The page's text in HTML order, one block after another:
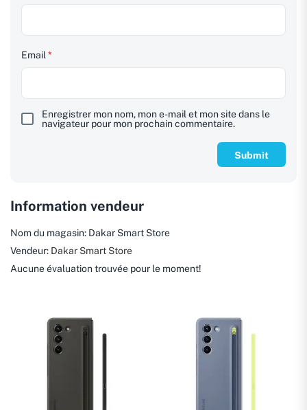
Email*
Enregistrer mon nom, mon e-mail et mon site dans le
navigateur pour mon prochain commentaire.
Information vendeur
Nom du magasin: Dakar Smart Store
Vendeur: Dakar Smart Store
Aucune évaluation trouvée pour le moment!